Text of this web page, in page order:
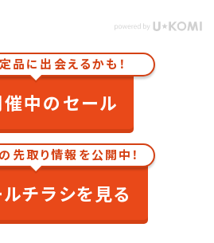
品に出会えるかも！
催中のセール
先取り情報を公開中！
チラシを見る